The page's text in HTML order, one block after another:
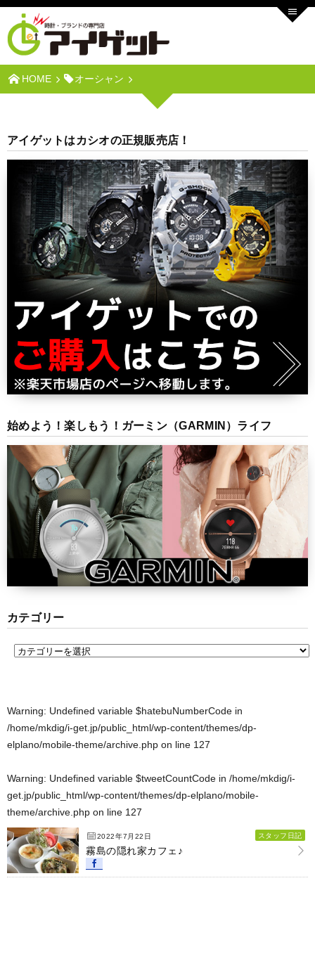
HOME オーシャン
アイゲットはカシオの正規販売店！
始めよう！楽しもう！ガーミン（GARMIN）ライフ
カテゴリー
Warning: Undefined variable $hatebuNumberCode in
/home/mkdig/i-get.jp/public_html/wp-content/themes/dp-
elplano/mobile-theme/archive.php on line 127
Warning: Undefined variable $tweetCountCode in /home/mkdig/i-
get.jp/public_html/wp-content/themes/dp-elplano/mobile-
theme/archive.php on line 127
2022年7月22日 スタッフ日記
霧島の隠れ家カフェ♪